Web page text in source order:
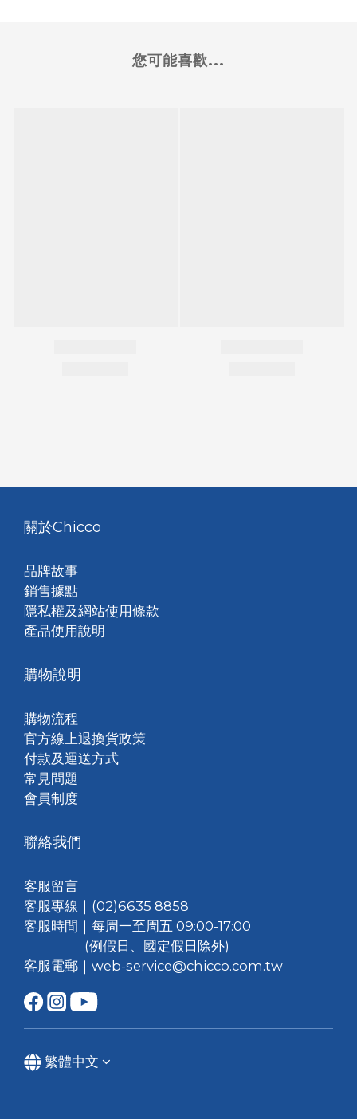
您可能喜歡...
關於Chicco
品牌故事
銷售據點
隱私權及網站使用條款
產品使用說明
購物說明
購物流程
官方線上退換貨政策
付款及運送方式
常見問題
會員制度
聯絡我們
客服留言
客服專線｜(02)6635 8858
客服時間｜每周一至周五 09:00-17:00
(例假日、國定假日除外)
客服電郵｜web-service@chicco.com.tw
繁體中文